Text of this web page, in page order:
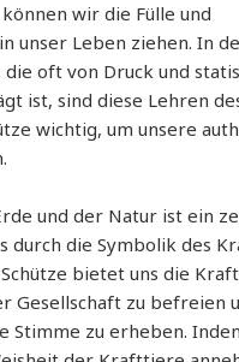
wir die Fülle und
unser Leben ziehen. In
oft von Druck und
ist, sind diese Lehren
wichtig, um unsere
und der Natur ist ein
durch die Symbolik des
bietet uns die
Gesellschaft zu befreien
Stimme zu erheben.